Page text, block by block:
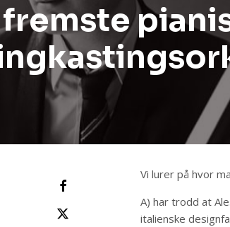
fremste
Vi lurer på hvor
A) har trodd at
italienske